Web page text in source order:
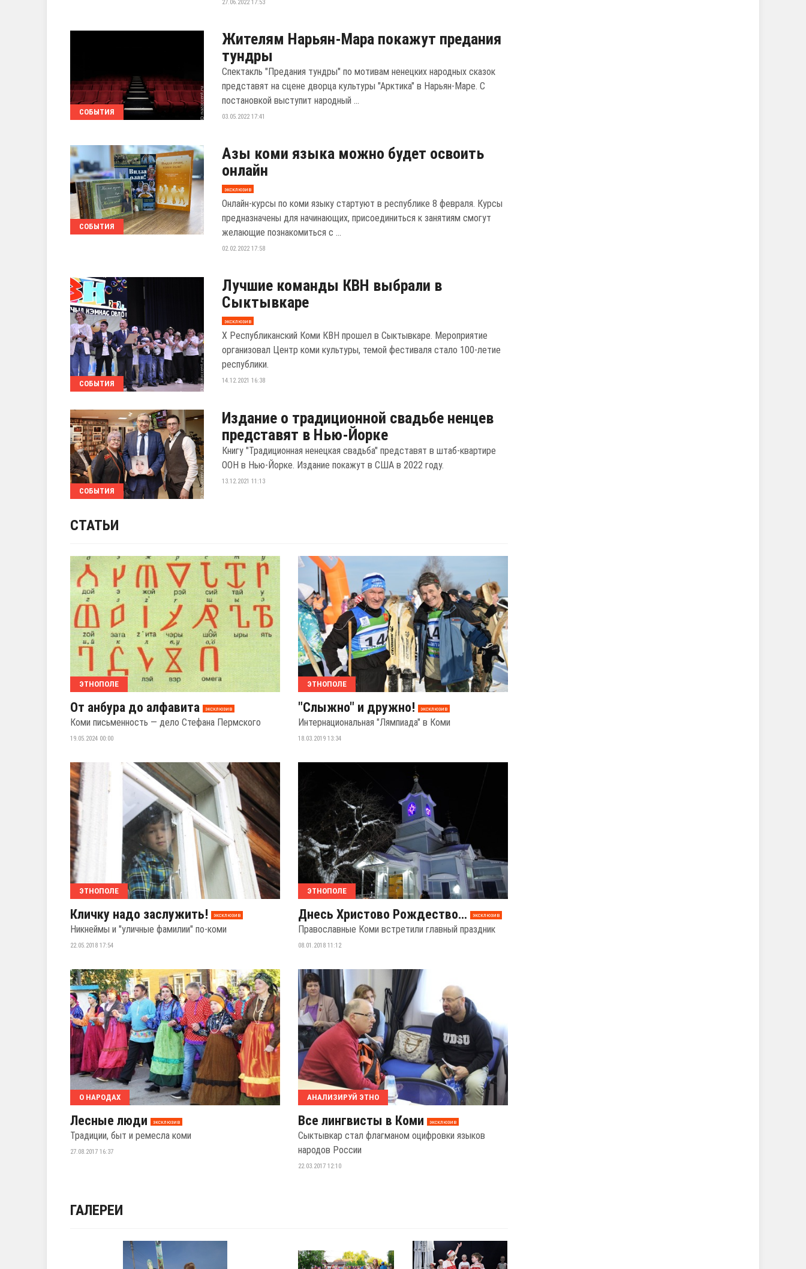
27.06.2022 17:53
СОБЫТИЯ
Жителям Нарьян-Мара покажут предания
тундры
Спектакль "Предания тундры" по мотивам ненецких народных сказок
представят на сцене дворца культуры "Арктика" в Нарьян-Маре. С
постановкой выступит народный ...
03.05.2022 17:41
СОБЫТИЯ
Азы коми языка можно будет освоить
онлайн
эксклюзив
Онлайн-курсы по коми языку стартуют в республике 8 февраля. Курсы
предназначены для начинающих, присоединиться к занятиям смогут
желающие познакомиться с ...
02.02.2022 17:58
СОБЫТИЯ
Лучшие команды КВН выбрали в
Сыктывкаре
эксклюзив
X Республиканский Коми КВН прошел в Сыктывкаре. Мероприятие
организовал Центр коми культуры, темой фестиваля стало 100-летие
республики.
14.12.2021 16:38
СОБЫТИЯ
Издание о традиционной свадьбе ненцев
представят в Нью-Йорке
Книгу "Традиционная ненецкая свадьба" представят в штаб-квартире
ООН в Нью-Йорке. Издание покажут в США в 2022 году.
13.12.2021 11:13
СТАТЬИ
ЭТНОПОЛЕ
От анбура до алфавита эксклюзив
Коми письменность — дело Стефана Пермского
19.05.2024 00:00
ЭТНОПОЛЕ
"Слыжно" и дружно! эксклюзив
Интернациональная "Лямпиада" в Коми
18.03.2019 13:34
ЭТНОПОЛЕ
Кличку надо заслужить! эксклюзив
Никнеймы и "уличные фамилии" по-коми
22.05.2018 17:54
ЭТНОПОЛЕ
Днесь Христово Рождество… эксклюзив
Православные Коми встретили главный праздник
08.01.2018 11:12
О НАРОДАХ
Лесные люди эксклюзив
Традиции, быт и ремесла коми
27.08.2017 16:37
АНАЛИЗИРУЙ ЭТНО
Все лингвисты в Коми эксклюзив
Сыктывкар стал флагманом оцифровки языков
народов России
22.03.2017 12:10
ГАЛЕРЕИ